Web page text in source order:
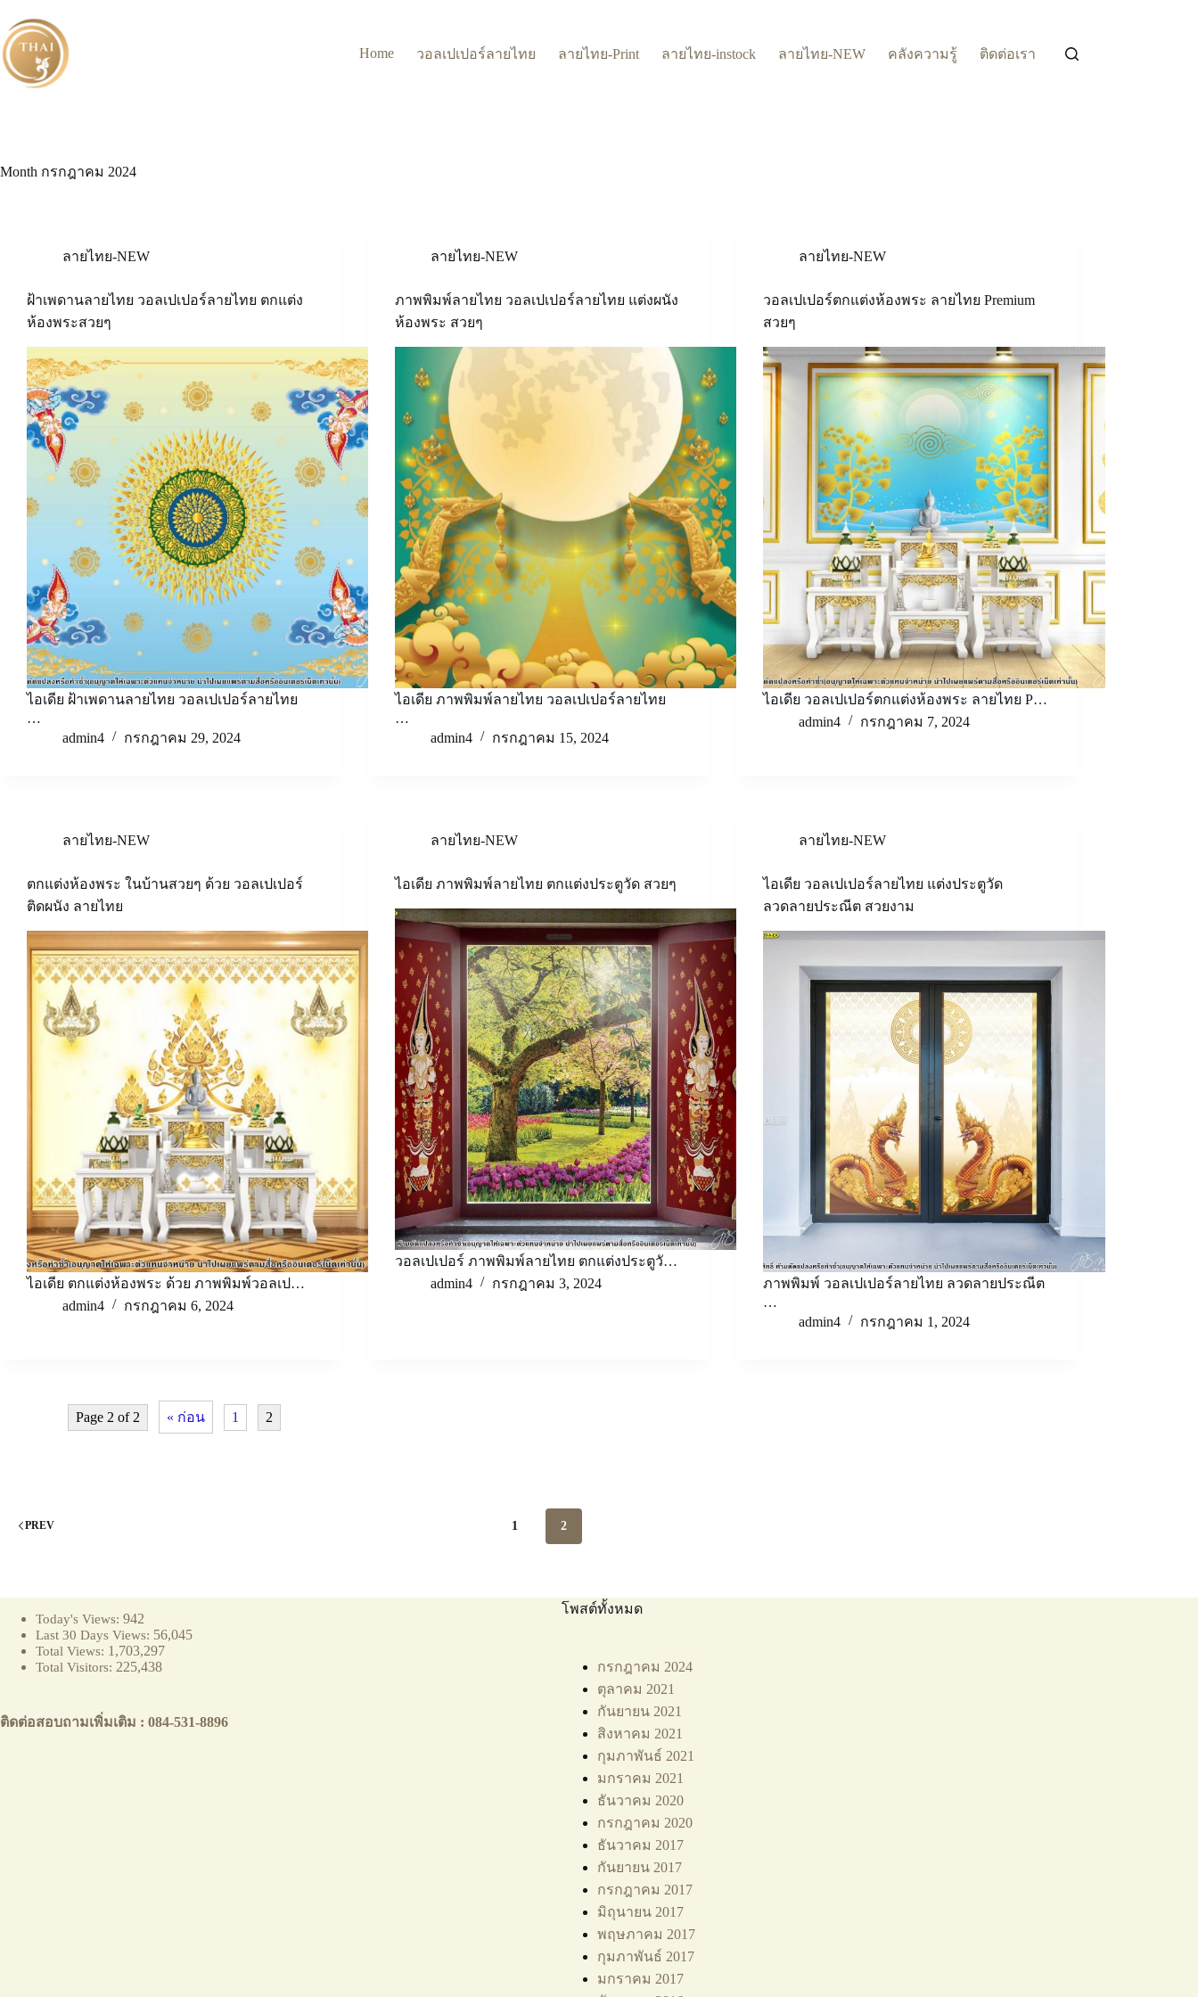
content
Home
วอลเปเปอร์ลายไทย ลายไทย-Print ลายไทย-instock ลายไทย-NEW คลังความรู้ ติดต่อเรา
Month กรกฎาคม 2024
ลายไทย-NEW
ฝ้าเพดานลายไทย วอลเปเปอร์ลายไทย ตกแต่ง
ห้องพระสวยๆ
ไอเดีย ฝ้าเพดานลายไทย วอลเปเปอร์ลายไทย
…
admin4
กรกฎาคม 29, 2024
ลายไทย-NEW
ภาพพิมพ์ลายไทย วอลเปเปอร์ลายไทย แต่งผนัง
ห้องพระ สวยๆ
ไอเดีย ภาพพิมพ์ลายไทย วอลเปเปอร์ลายไทย
…
admin4
กรกฎาคม 15, 2024
ลายไทย-NEW
วอลเปเปอร์ตกแต่งห้องพระ ลายไทย Premium
สวยๆ
ไอเดีย วอลเปเปอร์ตกแต่งห้องพระ ลายไทย P…
admin4
กรกฎาคม 7, 2024
ลายไทย-NEW
ตกแต่งห้องพระ ในบ้านสวยๆ ด้วย วอลเปเปอร์
ติดผนัง ลายไทย
ไอเดีย ตกแต่งห้องพระ ด้วย ภาพพิมพ์วอลเป…
admin4
กรกฎาคม 6, 2024
ลายไทย-NEW
ไอเดีย ภาพพิมพ์ลายไทย ตกแต่งประตูวัด สวยๆ
วอลเปเปอร์ ภาพพิมพ์ลายไทย ตกแต่งประตูวั…
admin4
กรกฎาคม 3, 2024
ลายไทย-NEW
ไอเดีย วอลเปเปอร์ลายไทย แต่งประตูวัด
ลวดลายประณีต สวยงาม
ภาพพิมพ์ วอลเปเปอร์ลายไทย ลวดลายประณีต
…
admin4
กรกฎาคม 1, 2024
Page 2 of 2 « ก่อน 1 2
PREV 1 2
Today's Views: 942
Last 30 Days Views: 56,045
Total Views: 1,703,297
Total Visitors: 225,438
ติดต่อสอบถามเพิ่มเติม : 084-531-8896
โพสต์ทั้งหมด
กรกฎาคม 2024
ตุลาคม 2021
กันยายน 2021
สิงหาคม 2021
กุมภาพันธ์ 2021
มกราคม 2021
ธันวาคม 2020
กรกฎาคม 2020
ธันวาคม 2017
กันยายน 2017
กรกฎาคม 2017
มิถุนายน 2017
พฤษภาคม 2017
กุมภาพันธ์ 2017
มกราคม 2017